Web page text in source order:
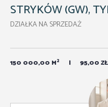
STRYKÓW (GW),
DZIAŁKA NA SPRZEDAŻ
150 000,00 M2 95,00